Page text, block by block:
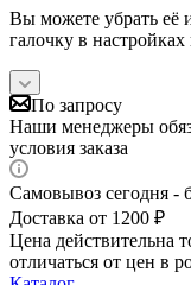
Вы можете убрать её
галочку в
По запросу
Наши менеджеры
условия заказа
Самовывоз сегодня -
Доставка от 1200 ₽
Цена действительна
отличаться от цен в